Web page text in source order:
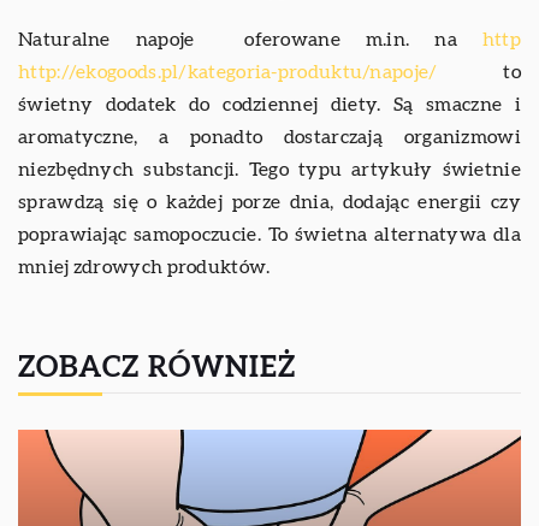
Naturalne napoje oferowane m.in. na http
http://ekogoods.pl/kategoria-produktu/napoje/ to
świetny dodatek do codziennej diety. Są smaczne i
aromatyczne, a ponadto dostarczają organizmowi
niezbędnych substancji. Tego typu artykuły świetnie
sprawdzą się o każdej porze dnia, dodając energii czy
poprawiając samopoczucie. To świetna alternatywa dla
mniej zdrowych produktów.
ZOBACZ RÓWNIEŻ